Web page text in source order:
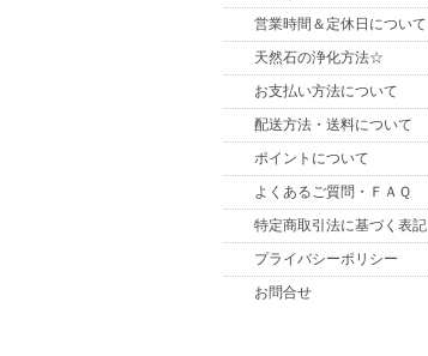
営業時間＆定休日について
天然石の浄化方法☆
お支払い方法について
配送方法・送料について
ポイントについて
よくあるご質問・ＦＡＱ
特定商取引法に基づく表記
プライバシーポリシー
お問合せ